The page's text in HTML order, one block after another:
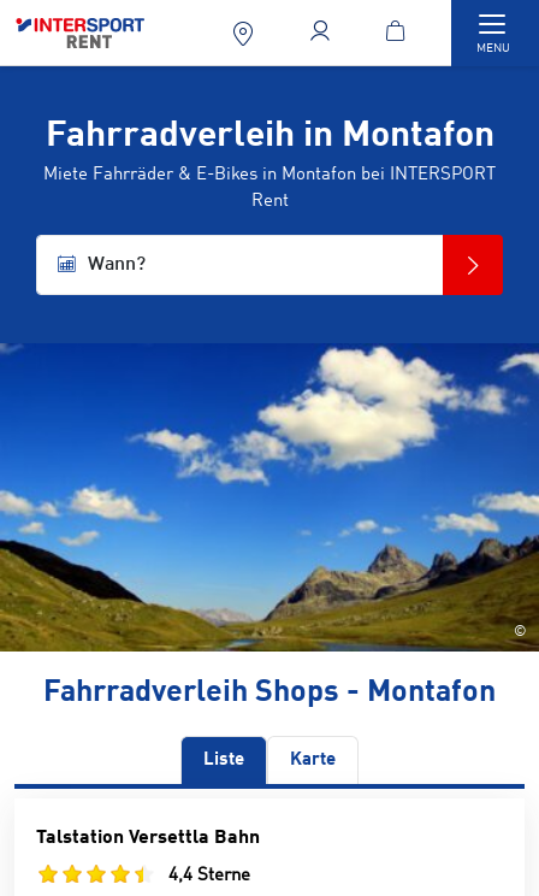
MENU
Fahrradverleih in Montafon
Miete Fahrräder & E-Bikes in Montafon bei INTERSPORT
Rent
Wann?
©
Fahrradverleih Shops - Montafon
Liste Karte
Talstation Versettla Bahn
4,4 Sterne